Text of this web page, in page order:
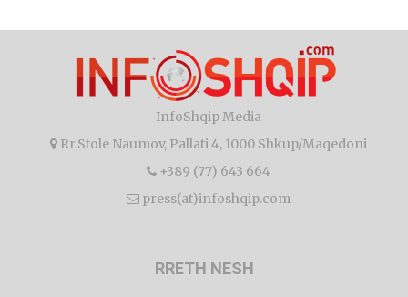
InfoShqip Media
Rr.Stole Naumov, Pallati 4, 1000 Shkup/Maqedoni
+389 (77) 643 664
press(at)infoshqip.com
RRETH NESH